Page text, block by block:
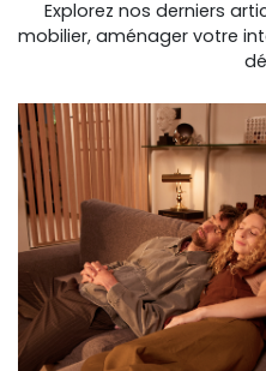
Explorez nos derniers
mobilier, aménager votre